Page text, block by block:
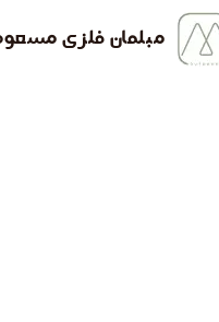
مبلمان فلزی